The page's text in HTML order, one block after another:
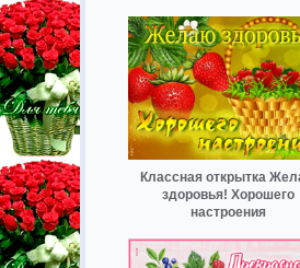
Классная открытка
здоровья! Хорошего
настроения